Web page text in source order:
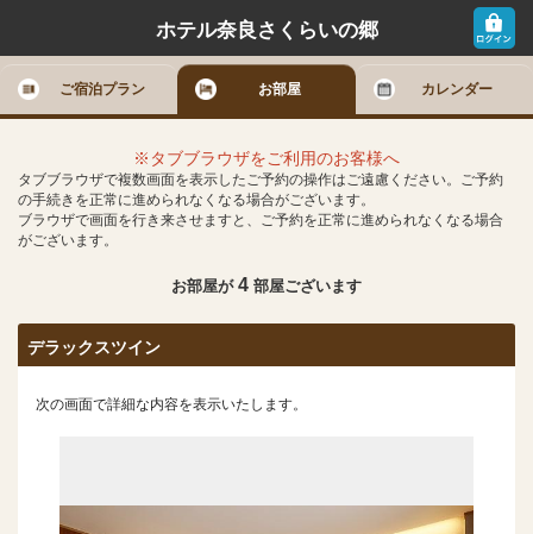
ホテル奈良さくらいの郷
ご宿泊プラン お部屋 カレンダー
※タブブラウザをご利用のお客様へ
タブブラウザで複数画面を表示したご予約の操作はご遠慮ください。ご予約
の手続きを正常に進められなくなる場合がございます。
ブラウザで画面を行き来させますと、ご予約を正常に進められなくなる場合
がございます。
お部屋が 4 部屋ございます
デラックスツイン
次の画面で詳細な内容を表示いたします。